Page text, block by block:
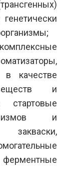
в качестве
веществ и
стартовые
и